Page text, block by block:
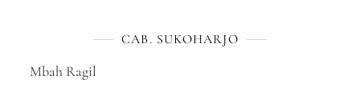
CAB. SUKOHARJO
Mbah Ragil